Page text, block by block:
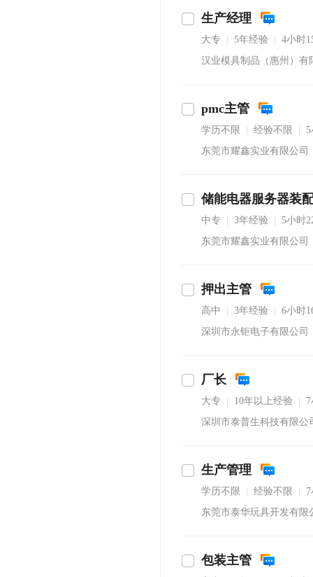
生产经理
大专 5年经验
4小时
汉业模具制品（惠州）有
pmc主管
学历不限 经验不限
东莞市耀鑫实业有限公司
储能电器服务器装
中专 3年经验
5小时
东莞市耀鑫实业有限公司
押出主管
高中 3年经验
6小时
深圳市永钜电子有限公司
厂长
大专 10年以上经验
深圳市泰普生科技有限公
生产管理
学历不限 经验不限
东莞市泰华玩具开发有限
包装主管